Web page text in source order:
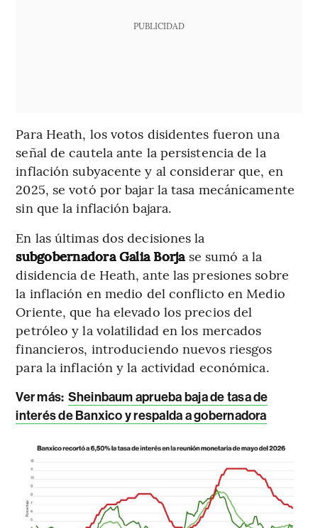
PUBLICIDAD
Para Heath, los votos disidentes fueron una
señal de cautela ante la persistencia de la
inflación subyacente y al considerar que, en
2025, se votó por bajar la tasa mecánicamente
sin que la inflación bajara.
En las últimas dos decisiones la
subgobernadora Galia Borja se sumó a la
disidencia de Heath, ante las presiones sobre
la inflación en medio del conflicto en Medio
Oriente, que ha elevado los precios del
petróleo y la volatilidad en los mercados
financieros, introduciendo nuevos riesgos
para la inflación y la actividad económica.
Ver más: Sheinbaum aprueba baja de tasa de
interés de Banxico y respalda a gobernadora